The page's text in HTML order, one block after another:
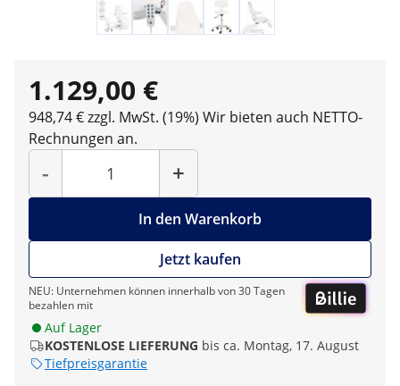
1.129,00 €
948,74 € zzgl. MwSt. (19%) Wir bieten auch NETTO-
Rechnungen an.
-
Menge
+
In den Warenkorb
Jetzt kaufen
NEU: Unternehmen können innerhalb von 30 Tagen
bezahlen mit
Auf Lager
KOSTENLOSE LIEFERUNG bis ca. Montag, 17. August
Tiefpreisgarantie